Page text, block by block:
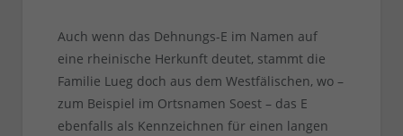
Auch wenn das Dehnungs-E im Namen auf
eine rheinische Herkunft deutet, stammt die
Familie Lueg doch aus dem Westfälischen, wo –
zum Beispiel im Ortsnamen Soest – das E
ebenfalls als Kennzeichnen für einen langen